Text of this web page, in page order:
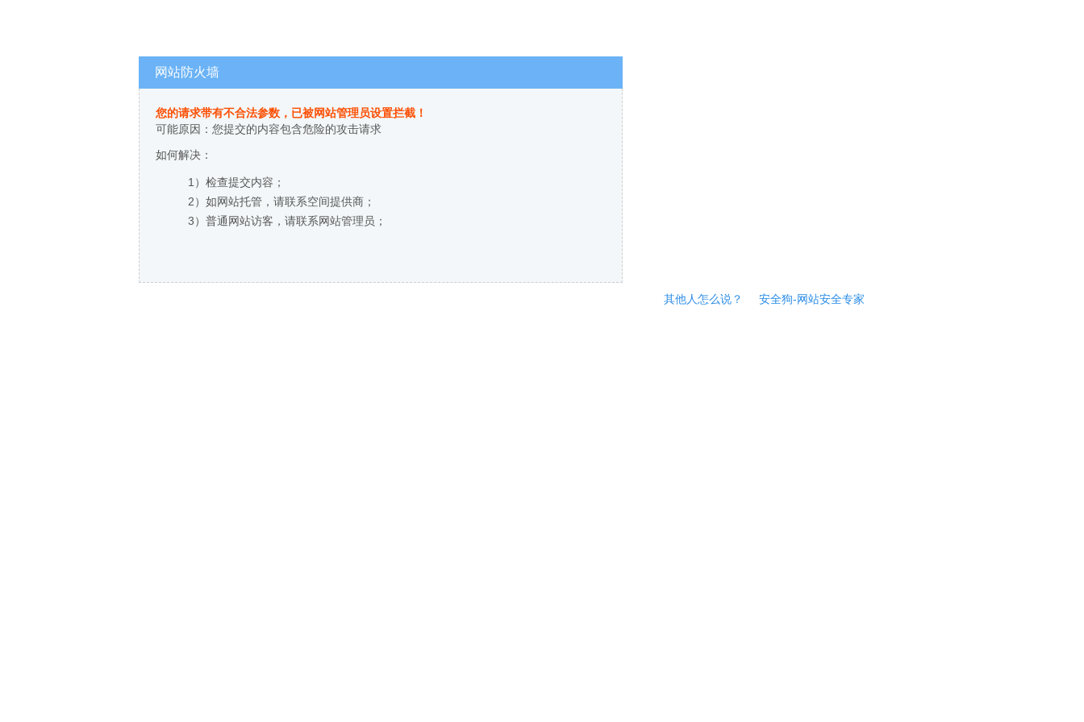
网站防火墙
您的请求带有不合法参数，已被网站管理员设置拦截！
可能原因：您提交的内容包含危险的攻击请求
如何解决：
1）检查提交内容；
2）如网站托管，请联系空间提供商；
3）普通网站访客，请联系网站管理员；
其他人怎么说？ 安全狗-网站安全专家